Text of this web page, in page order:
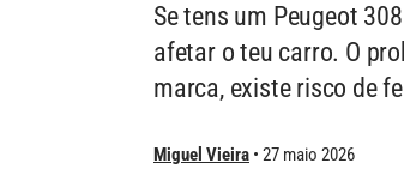
Se tens um Peugeot
afetar o teu carro. O
marca, existe risco de
Miguel Vieira 27 maio 2026